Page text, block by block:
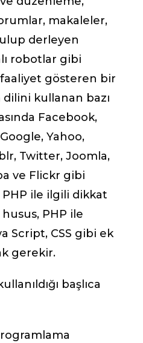
makaleler,
derleyen
robotlar gibi
gösteren bir
dilini kullanan bazı
Facebook,
Yahoo,
Twitter, Joomla,
ve Flickr gibi
ile ilgili dikkat
PHP ile
Script, CSS gibi ek
gerekir.
başlıca